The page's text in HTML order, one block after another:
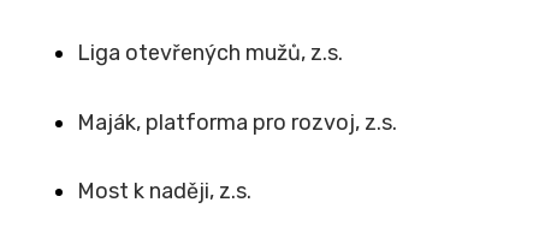
Liga otevřených mužů, z.s.
Maják, platforma pro rozvoj, z.s.
Most k naději, z.s.